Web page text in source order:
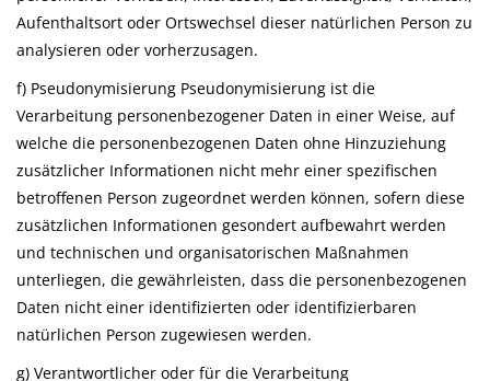
Aufenthaltsort oder Ortswechsel dieser natürlichen Person zu
analysieren oder vorherzusagen.
f) Pseudonymisierung Pseudonymisierung ist die
Verarbeitung personenbezogener Daten in einer Weise, auf
welche die personenbezogenen Daten ohne Hinzuziehung
zusätzlicher Informationen nicht mehr einer spezifischen
betroffenen Person zugeordnet werden können, sofern diese
zusätzlichen Informationen gesondert aufbewahrt werden
und technischen und organisatorischen Maßnahmen
unterliegen, die gewährleisten, dass die personenbezogenen
Daten nicht einer identifizierten oder identifizierbaren
natürlichen Person zugewiesen werden.
g) Verantwortlicher oder für die Verarbeitung